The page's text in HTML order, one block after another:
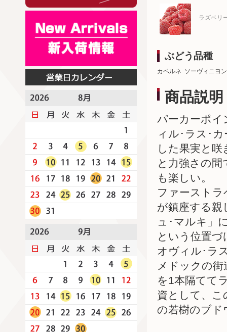
ラズベリ
ぶどう品種
カベルネ･ソーヴィニヨ
商品説明
パーカーポイ
ィル･ラス･
した果実と
と力強さの
も楽しい。
ファースト
が鎮座する
ュ･マルキ」
という位置
オヴィル･ラ
メドックの
を1本隔てて
資として、こ
の若樹のブド